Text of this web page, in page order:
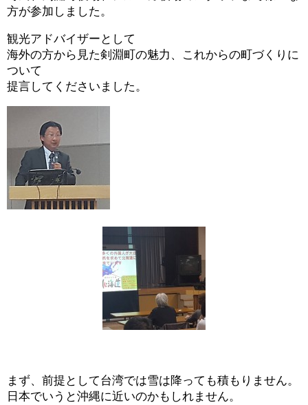
方が参加しました。
観光アドバイザーとして
海外の方から見た剣淵町の魅力、これからの町づくりに
ついて
提言してくださいました。
まず、前提として台湾では雪は降っても積もりません。
日本でいうと沖縄に近いのかもしれません。